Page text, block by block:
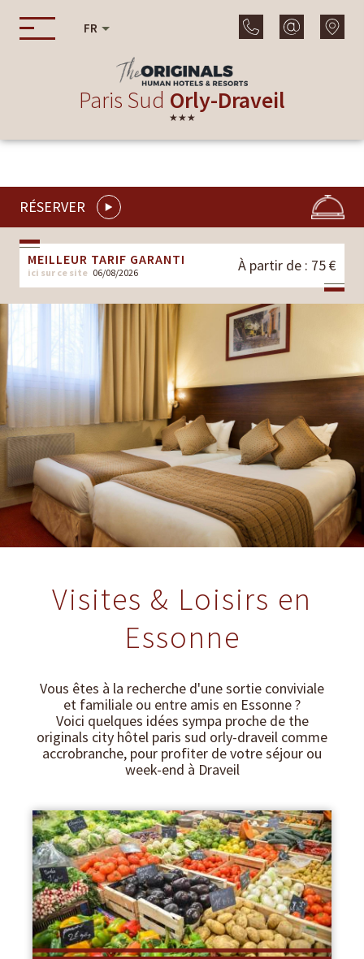
FR
Paris Sud Orly-Draveil
★★★
RÉSERVER
MEILLEUR TARIF GARANTI
ici sur ce site 06/08/2026 À partir de : 75 €
Visites & Loisirs en
Essonne
Vous êtes à la recherche d'une sortie conviviale
et familiale ou entre amis en Essonne ?
Voici quelques idées sympa proche de the
originals city hôtel paris sud orly-draveil comme
accrobranche, pour profiter de votre séjour ou
week-end à Draveil